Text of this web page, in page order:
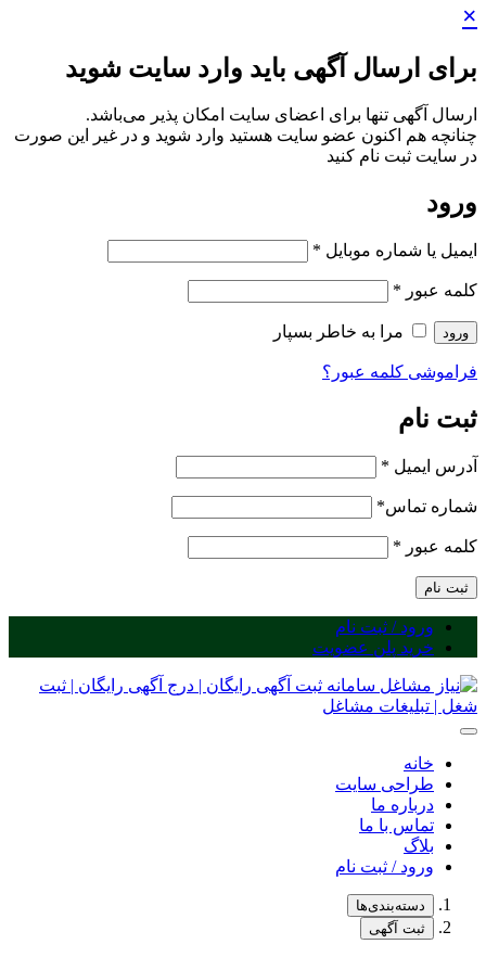
×
برای ارسال آگهی باید وارد سایت شوید
ارسال آگهی تنها برای اعضای سایت امکان پذیر می‌باشد.
چنانچه هم‌ اکنون عضو سایت هستید وارد شوید و در غیر این صورت
در سایت ثبت نام کنید
ورود
ایمیل یا شماره موبایل *
کلمه عبور *
ورود مرا به خاطر بسپار
فراموشی کلمه عبور؟
ثبت نام
آدرس ایمیل *
شماره تماس*
کلمه عبور *
ثبت نام
ورود / ثبت نام
خرید پلن عضویت
خانه
طراحی سایت
درباره ما
تماس با ما
بلاگ
ورود / ثبت نام
دسته‌بندی‌ها
ثبت آگهی